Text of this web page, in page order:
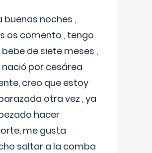
buenas noches ,
os comento , tengo
bebe de siete meses ,
nació por cesárea
creo que estoy
otra vez , ya
hacer
me gusta
saltar a la comba